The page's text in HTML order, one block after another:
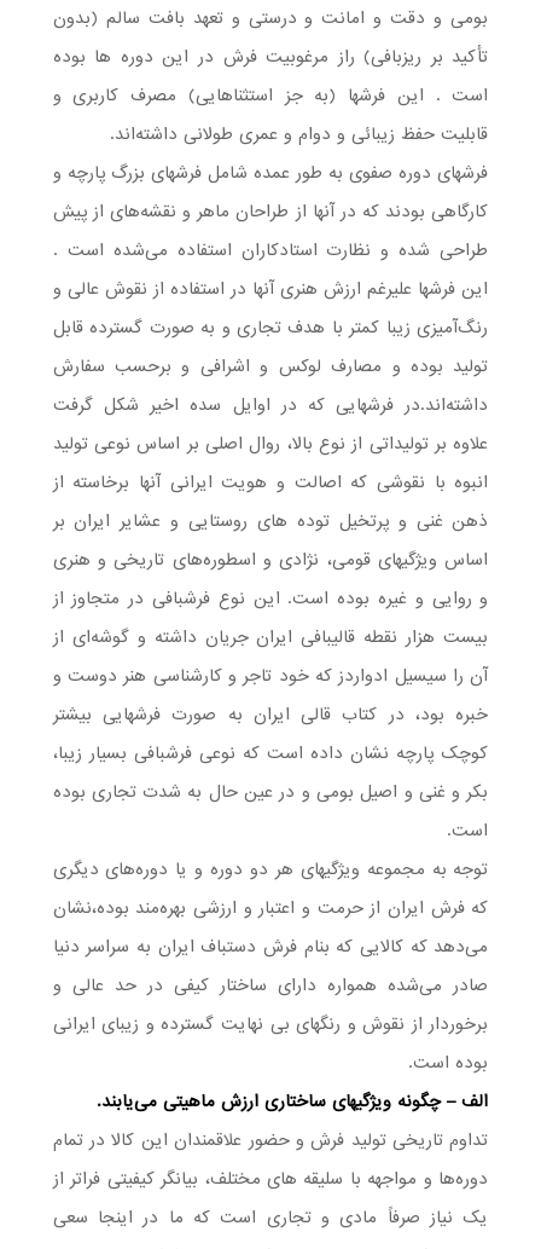
بومی و دقت و امانت و درستی و تعهد بافت سالم (بدون
تأکید بر ریز‌بافی) راز مرغوبیت فرش در این دوره ها بوده
است . این فرشها (به جز استثناهایی) مصرف کاربری و
قابلیت حفظ زیبائی و دوام و عمری طولانی داشته‌اند.
فرشهای دوره صفوی به طور عمده شامل فرشهای بزرگ پارچه و
کارگاهی بودند که در آنها از طراحان ماهر و نقشه‌های از پیش
طراحی شده و نظارت استادکاران استفاده می‌شده است .
این فرشها علیرغم ارزش هنری آنها در استفاده از نقوش عالی و
رنگ‌آمیزی زیبا کمتر با هدف تجاری و به صورت گسترده قابل
تولید بوده و مصارف لوکس و اشرافی و برحسب سفارش
داشته‌اند.در فرشهایی که در اوایل سده اخیر شکل گرفت
علاوه بر تولیداتی از نوع بالا، روال اصلی بر اساس نوعی تولید
انبوه با نقوشی که اصالت و هویت ایرانی آنها برخاسته از
ذهن غنی و پرتخیل توده های روستایی و عشایر ایران بر
اساس ویژگیهای قومی، نژادی و اسطوره‌‌های تاریخی و هنری
و روایی و غیره بوده است. این نوع فرشبافی در متجاوز از
بیست هزار نقطه قالیبافی ایران جریان داشته و گوشه‌ای از
آن را سیسیل ادواردز که خود تاجر و کارشناسی هنر دوست و
خبره بود، در کتاب قالی ایران به صورت فرشهایی بیشتر
کوچک پارچه نشان داده است که نوعی فرشبافی بسیار زیبا،
بکر و غنی و اصیل بومی و در عین حال به شدت تجاری بوده
است.
توجه به مجموعه ویژگیهای هر دو دوره و یا دوره‌های دیگری
که فرش ایران از حرمت و اعتبار و ارزشی بهره‌مند بوده،نشان
می‌دهد که کالایی که بنام فرش دستباف ایران به سراسر دنیا
صادر می‌شده همواره دارای ساختار کیفی در حد عالی و
برخوردار از نقوش و رنگهای بی نهایت گسترده و زیبای ایرانی
بوده است.
الف – چگونه ویژگیهای ساختاری ارزش ماهیتی می‌یابند.
تداوم تاریخی تولید فرش و حضور علاقمندان این کالا در تمام
دوره‌ها و مواجهه با سلیقه های مختلف، بیانگر کیفیتی فراتر از
یک نیاز صرفاً مادی و تجاری است که ما در اینجا سعی